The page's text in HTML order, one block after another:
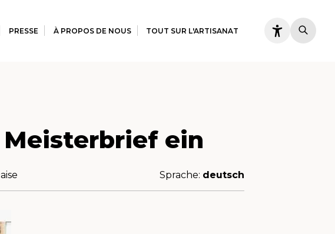
PRESSE À PROPOS DE NOUS TOUT SUR L'ARTISANAT
ein
Sprache: deutsch